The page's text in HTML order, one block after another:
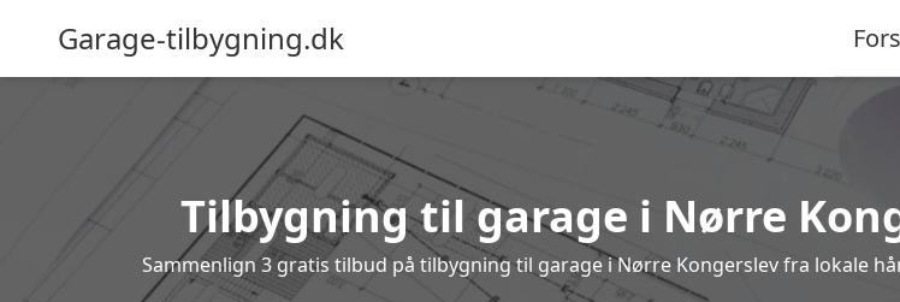
Garage-tilbygning.dk
Tilbygning til garage i Nørre
Sammenlign 3 gratis tilbud på tilbygning til garage i Nørre Kongerslev fra lokale